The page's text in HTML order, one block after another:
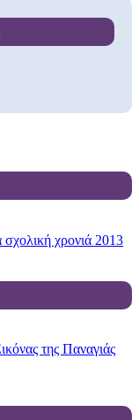
χρονιά 2013
της Παναγιάς